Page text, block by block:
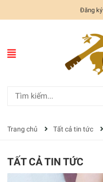
Đăng ký
Trang chủ Tất cả tin tức
TẤT CẢ TIN TỨC